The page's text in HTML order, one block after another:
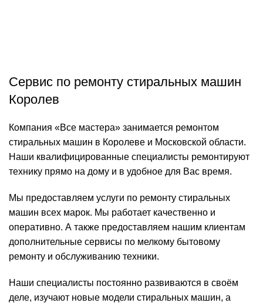
Сервис по ремонту стиральных машин
Королев
Компания «Все мастера» занимается ремонтом
стиральных машин в Королеве и Московской области.
Наши квалифицированные специалисты ремонтируют
технику прямо на дому и в удобное для Вас время.
Мы предоставляем услуги по ремонту стиральных
машин всех марок. Мы работает качественно и
оперативно. А также предоставляем нашим клиентам
дополнительные сервисы по мелкому бытовому
ремонту и обслуживанию техники.
Наши специалисты постоянно развиваются в своём
деле, изучают новые модели стиральных машин, а